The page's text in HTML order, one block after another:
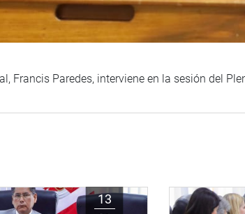
Francis Paredes, interviene en la sesión del
13